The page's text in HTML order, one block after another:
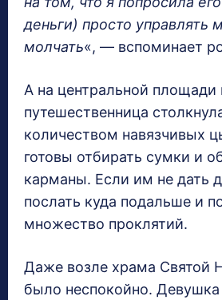
деньги) просто управлять
молчать«, — вспоминает
А на центральной площади
путешественница
количеством навязчивых
готовы отбирать сумки и
карманы. Если им не дать
послать куда подальше и
множество проклятий.
Даже возле храма Святой
было неспокойно. Девушка